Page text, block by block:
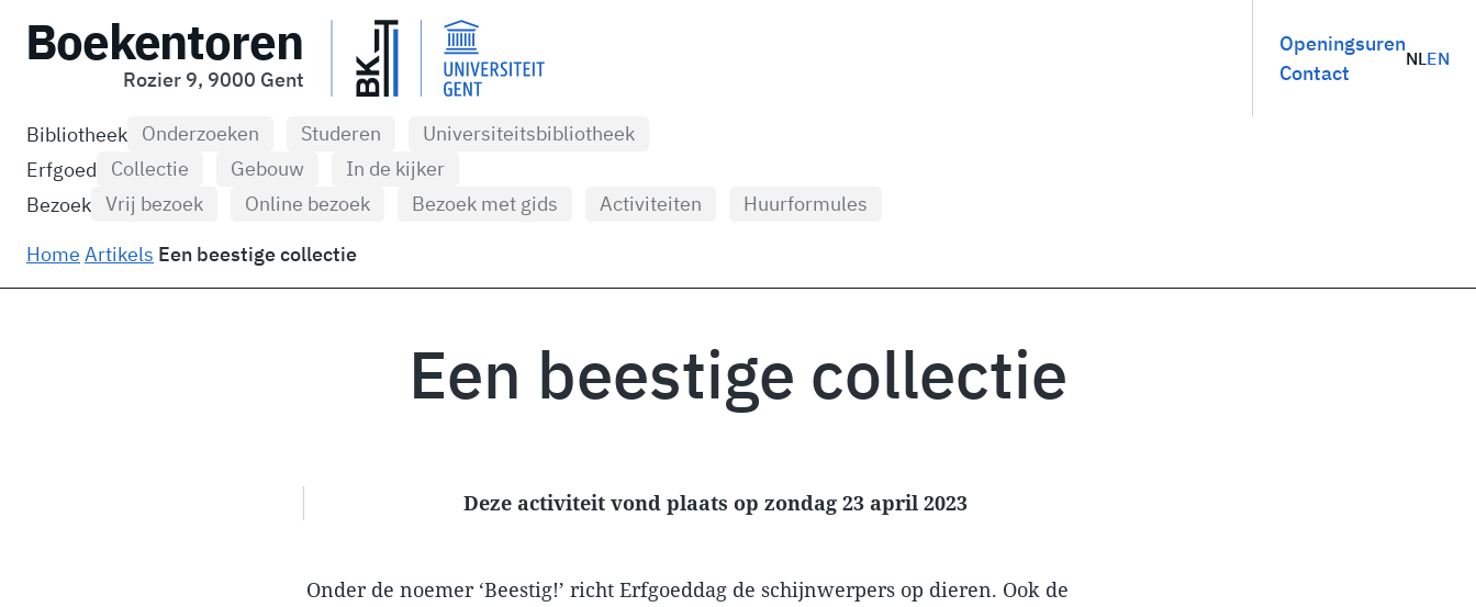
Boekentoren
Rozier 9, 9000 Gent
Openingsuren
Contact
NLEN
Bibliotheek Onderzoeken Studeren
Universiteitsbibliotheek
Erfgoed
Collectie Gebouw
In de kijker
Bezoek Vrij bezoek Online bezoek Bezoek met gids Activiteiten
Huurformules
Home Artikels Een beestige collectie
Een beestige collectie
Deze activiteit vond plaats op zondag 23 april 2023
Onder de noemer ‘Beestig!’ richt Erfgoeddag de schijnwerpers op dieren. Ook de